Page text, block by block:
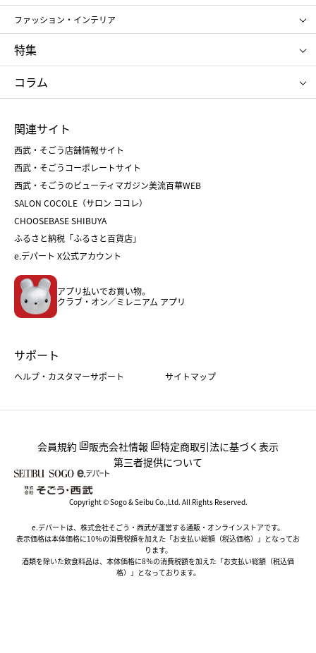
お中元
お歳暮
ポール&ジョー ボーテ
ジルスチュアート
NARS
RMK
クリニーク
SK-Ⅱ
アンリ・シャルパンティエ
ゴディバ
新宿高野
たねや
ねんりん家
ファッション・インテリア
ポロ ラルフ ローレン
タケオ キクチ
ママ＆キッズ
シュタイフ
特集
お中元
ひな人形
五月人形
父の日
クリスマスケーキ
ホワイトデー
コラム
菓子折り
和菓子
人気のギフト
バレンタイン
ホワイトデー
おせち
フード
ホーム・キッチン＆アート
関連サイト
西武・そごう店舗情報サイト
西武・そごうコーポレートサイト
西武・そごうのビューティマガジン美流百華WEB
SALON COCOLE（サロン ココレ）
CHOOSEBASE SHIBUYA
ふるさと納税「ふるさと百貨店」
e.デパート X公式アカウント
アプリ払いでお買い物。
クラブ・オン／ミレニアム アプリ
サポート
ヘルプ・カスタマーサポート サイトマップ
会員規約 販売会社情報
特定商取引法に基づく表示
第三者提供について
Copyright © Sogo & Seibu Co.,Ltd. All Rights Reserved.
e.デパートは、株式会社そごう・西武が運営する通販・オンラインストアです。
表示価格は本体価格に10％の消費税額を加えた「お支払い総額（税込価格）」となってお
ります。
酒類を除いた飲食料品は、本体価格に8％の消費税額を加えた「お支払い総額（税込価
格）」となっております。